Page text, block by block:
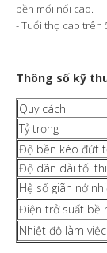
bền mối nối cao.
- Tuổi thọ cao trên
Thông số kỹ
Quy cách
Tỷ trọng
Độ bền kéo đứt
Độ dãn dài tối
Hệ số giãn nở
Điện trở suất bề
Nhiệt độ làm